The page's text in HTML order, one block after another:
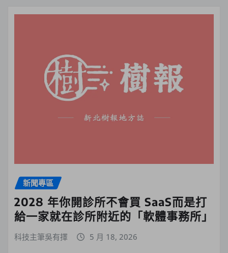
新聞專區
2028 年你開診所不會買 SaaS而是打
給一家就在診所附近的「軟體事務所」
科技主筆吳有擇 5 月 18, 2026